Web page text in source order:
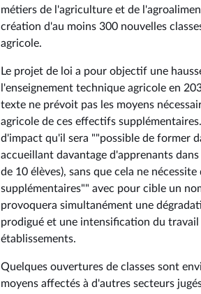
métiers de l'agriculture et de
création d'au moins 300 nouvelles
agricole.
Le projet de loi a pour objectif une
l'enseignement technique agricole en
texte ne prévoit pas les moyens
agricole de ces effectifs
d'impact qu'il sera ""possible de former
accueillant davantage d'apprenants
de 10 élèves), sans que cela ne
supplémentaires"" avec pour cible un
provoquera simultanément une
prodigué et une intensification du travail
établissements.
Quelques ouvertures de classes sont
moyens affectés à d'autres secteurs